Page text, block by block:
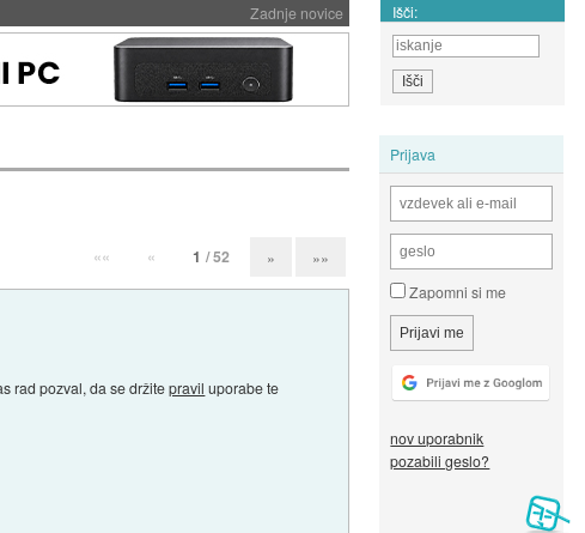
Zadnje novice Išči:
Prijava
Zapomni si me
nov uporabnik
pozabili geslo?
«« « 1 / 52 » »»
rad pozval, da se držitepravil uporabe te